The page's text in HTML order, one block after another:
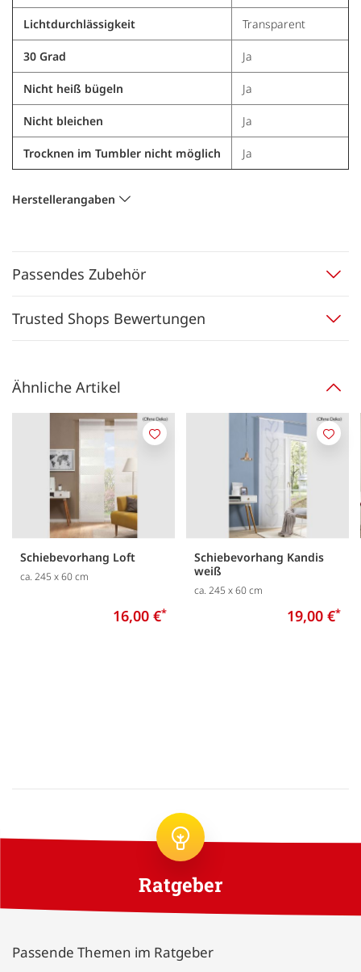
Lichtdurchlässigkeit Transparent
30 Grad Ja
Nicht heiß bügeln Ja
Nicht bleichen Ja
Trocknen im Tumbler nicht möglich Ja
Herstellerangaben
Passendes Zubehör
Trusted Shops Bewertungen
Ähnliche Artikel
Schiebevorhang Loft
ca. 245 x 60 cm
16,00 €*
Merken
Schiebevorhang Kandis
weiß
ca. 245 x 60 cm
19,00 €*
Ratgeber
Passende Themen im Ratgeber